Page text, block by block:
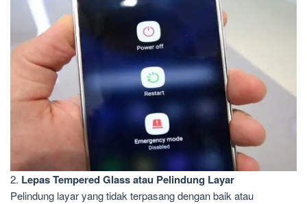
2. Lepas Tempered Glass atau Pelindung Layar
Pelindung layar yang tidak terpasang dengan baik atau